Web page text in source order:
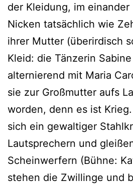
der Kleidung, im
Nicken tatsächlich wie
ihrer Mutter (überirdisch
Kleid: die Tänzerin
alternierend mit Maria
sie zur Großmutter aufs
worden, denn es ist
sich ein gewaltiger
Lautsprechern und
Scheinwerfern (Bühne:
stehen die Zwillinge und